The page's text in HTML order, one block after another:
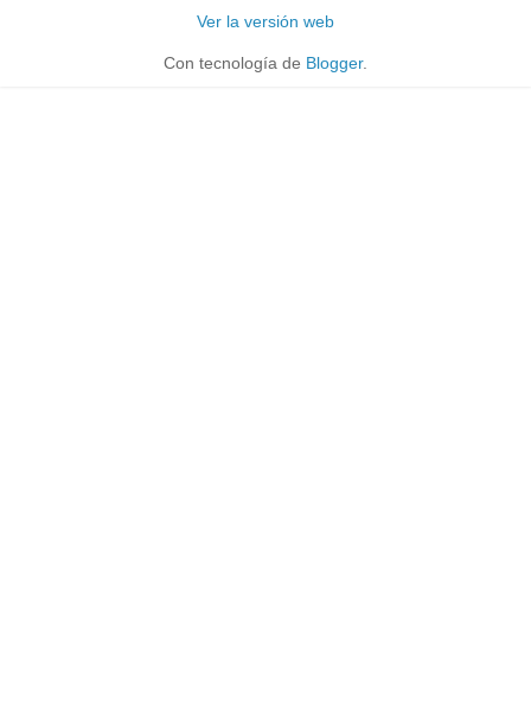
Ver la versión web
Con tecnología de Blogger.